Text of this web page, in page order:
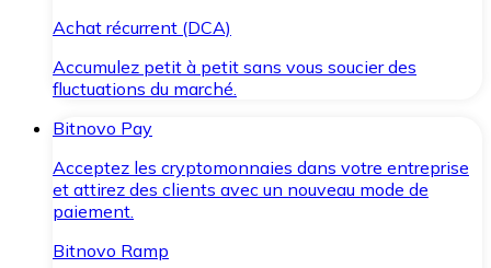
Achat récurrent (DCA)
Accumulez petit à petit sans vous soucier des
fluctuations du marché.
Bitnovo Pay
Acceptez les cryptomonnaies dans votre entreprise
et attirez des clients avec un nouveau mode de
paiement.
Bitnovo Ramp